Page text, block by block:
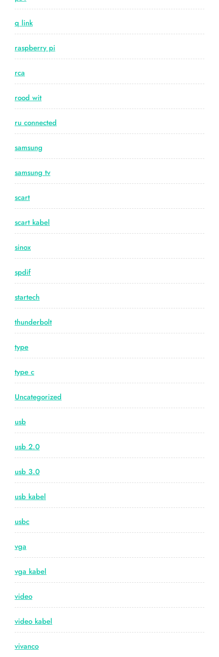
q link
raspberry pi
rca
rood wit
ru connected
samsung
samsung tv
scart
scart kabel
sinox
spdif
startech
thunderbolt
type
type c
Uncategorized
usb
usb 2.0
usb 3.0
usb kabel
usbc
vga
vga kabel
video
video kabel
vivanco